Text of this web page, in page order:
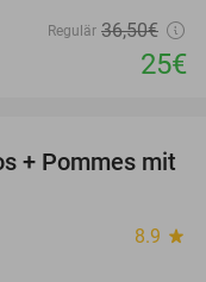
Regulär 36,50€
25€
37%
+ Pommes mit
8.9 star